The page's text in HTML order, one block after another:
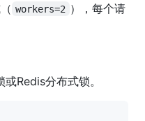
workers=2 ），每个请
Redis分布式锁。